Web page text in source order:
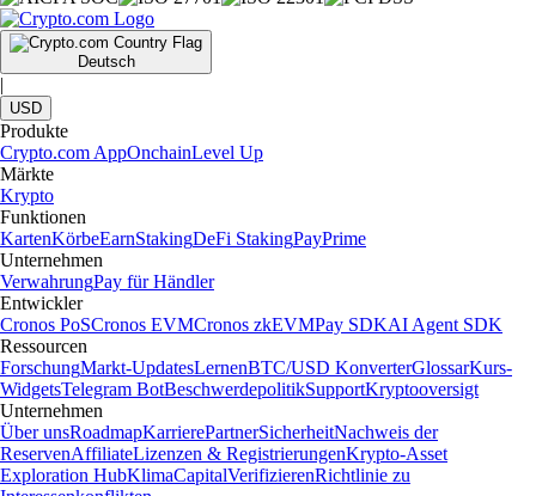
Deutsch
|
USD
Produkte
Crypto.com AppOnchainLevel Up
Märkte
Krypto
Funktionen
KartenKörbeEarnStakingDeFi StakingPayPrime
Unternehmen
VerwahrungPay für Händler
Entwickler
Cronos PoSCronos EVMCronos zkEVMPay SDKAI Agent SDK
Ressourcen
ForschungMarkt-UpdatesLernenBTC/USD KonverterGlossarKurs-
WidgetsTelegram BotBeschwerdepolitikSupportKryptooversigt
Unternehmen
Über unsRoadmapKarrierePartnerSicherheitNachweis der
ReservenAffiliateLizenzen & RegistrierungenKrypto-Asset
Exploration HubKlimaCapitalVerifizierenRichtlinie zu